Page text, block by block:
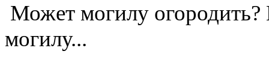
Может могилу огородить?
могилу...